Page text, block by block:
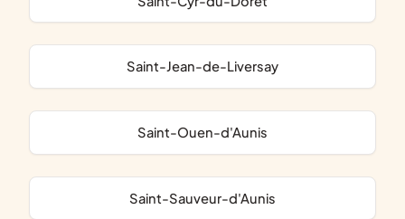
Saint-Jean-de-Liversay
Saint-Ouen-d'Aunis
Saint-Sauveur-d'Aunis